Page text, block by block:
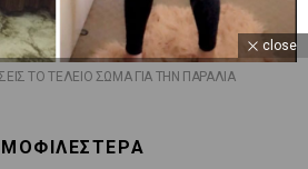
ΤΟ ΤΕΛΕΙΟ ΣΩΜΑ ΓΙΑ ΤΗΝ ΠΑΡΑΛΙΑ
close